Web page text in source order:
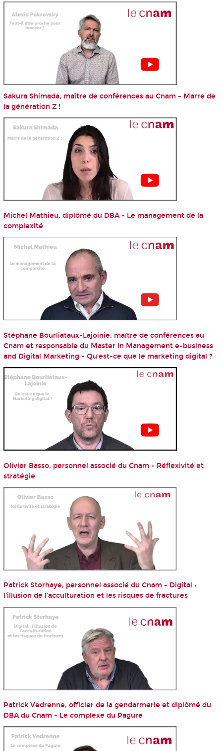
Sakura Shimada, maître de conférences au Cnam - Marre de
la génération Z !
Michel Mathieu, diplômé du DBA - Le management de la
complexité
Stéphane Bourliataux-Lajoinie, maître de conférences au
Cnam et responsable du Master in Management e-business
and Digital Marketing - Qu'est-ce que le marketing digital ?
Olivier Basso, personnel associé du Cnam - Réflexivité et
stratégie
Patrick Storhaye, personnel associé du Cnam - Digital :
l'illusion de l'acculturation et les risques de fractures
Patrick Vedrenne, officier de la gendarmerie et diplômé du
DBA du Cnam - Le complexe du Pagure